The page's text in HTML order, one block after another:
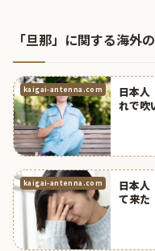
「旦那」に関する海外
kaigai-antenna.com
日本人
れで吹
kaigai-antenna.com
日本
て来た